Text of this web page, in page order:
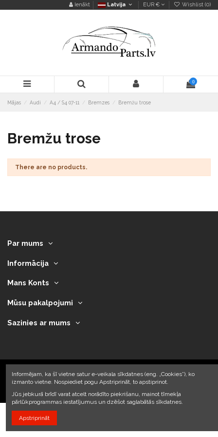
Ienākt Latvija EUR € Wishlist (0)
0
Mājas Audi A4 / S4 07-11 Bremzes Bremžu trose
Bremžu trose
There are no products.
Par mums
Informācija
Mans Konts
Mūsu pakalpojumi
Sazinies ar mums
Informējam, ka šī vietne satur e-veikala sīkdatnes (eng. „Cookies”), ko
izmanto vietne. Nospiediet pogu Apstriprināt, to apstiprinot.
Jūs jebkurā brīdī varat atcelt norādīto piekrišanu, mainot tīmekļa
pārlūkprogrammas iestatījumus un dzēšot saglabātās sīkdatnes.
Apstriprināt